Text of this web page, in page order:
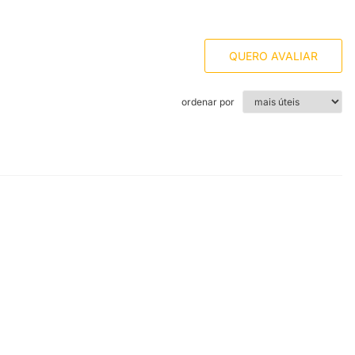
QUERO AVALIAR
ordenar por